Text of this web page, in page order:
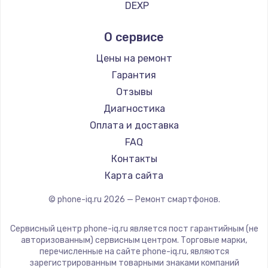
Замена видеочипа
от 2745 руб.
Заказать
Установка драйверов
от 1000 руб.
Заказать
Замена SSD
от 1045 руб.
Настройка BIOS
от 995 руб.
Ремонт смартфонов Tp-Link
Ремонт смартфонов Nubia
Ремонт смартфонов Land Rover
Ремонт смартфонов Acer
Ремонт смартфонов HP
Ремонт смартфонов Poco
Ремонт смартфонов HTC
Ремонт смартфонов Blackmagic
Ремонт смартфонов Nothing
Ремонт смартфонов iQOO
DEXP
Ginzzu
Highscreen
Irbis
Kyocera
LeEco
OnePlus
teXet
Motorola
Prestigio
Elephone
BlackView
О сервисе
Цены на ремонт
Гарантия
Отзывы
Диагностика
Оплата и доставка
FAQ
Контакты
Карта сайта
© phone-iq.ru 2026 — Ремонт смартфонов.
Сервисный центр phone-iq.ru является пост гарантийным (не
авторизованным) сервисным центром. Торговые марки,
перечисленные на сайте phone-iq.ru, являются
зарегистрированным товарными знаками компаний